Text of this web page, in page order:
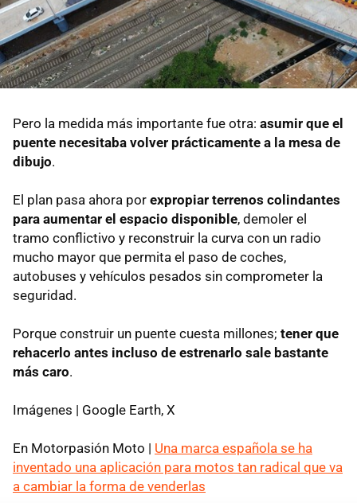
Pero la medida más importante fue otra: asumir que el
puente necesitaba volver prácticamente a la mesa de
dibujo.
El plan pasa ahora por expropiar terrenos colindantes
para aumentar el espacio disponible, demoler el
tramo conflictivo y reconstruir la curva con un radio
mucho mayor que permita el paso de coches,
autobuses y vehículos pesados sin comprometer la
seguridad.
Porque construir un puente cuesta millones; tener que
rehacerlo antes incluso de estrenarlo sale bastante
más caro.
Imágenes | Google Earth, X
En Motorpasión Moto | Una marca española se ha
inventado una aplicación para motos tan radical que va
a cambiar la forma de venderlas